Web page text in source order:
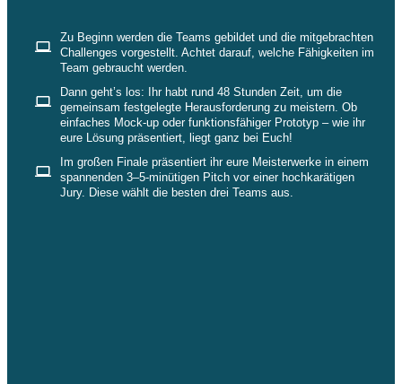
Zu Beginn werden die Teams gebildet und die mitgebrachten
Challenges vorgestellt. Achtet darauf, welche Fähigkeiten im
Team gebraucht werden.
Dann geht’s los: Ihr habt rund 48 Stunden Zeit, um die
gemeinsam festgelegte Herausforderung zu meistern. Ob
einfaches Mock-up oder funktionsfähiger Prototyp – wie ihr
eure Lösung präsentiert, liegt ganz bei Euch!
Im großen Finale präsentiert ihr eure Meisterwerke in einem
spannenden 3–5-minütigen Pitch vor einer hochkarätigen
Jury. Diese wählt die besten drei Teams aus.